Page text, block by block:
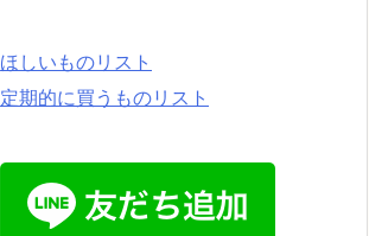
ほしいものリスト
定期的に買うものリスト